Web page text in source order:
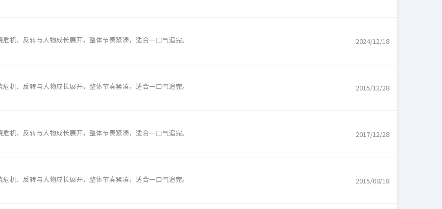
机、反转与人物成长展开，整体节奏紧凑，适合一口气追完。 2024/12/18
机、反转与人物成长展开，整体节奏紧凑，适合一口气追完。 2015/12/28
机、反转与人物成长展开，整体节奏紧凑，适合一口气追完。 2017/12/28
机、反转与人物成长展开，整体节奏紧凑，适合一口气追完。 2015/08/18